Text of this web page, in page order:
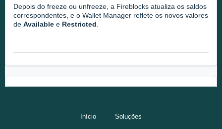
Depois do freeze ou unfreeze, a Fireblocks atualiza os saldos
correspondentes, e o Wallet Manager reflete os novos valores
de Available e Restricted
Início Soluções